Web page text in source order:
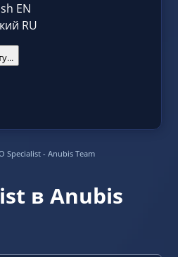
EN
RU
Specialist - Anubis Team
в Anubis